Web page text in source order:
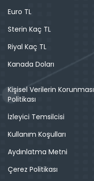
Euro TL
Sterin Kaç TL
Riyal Kaç TL
Kanada Doları
Kişisel Verilerin Korunması
Politikası
İzleyici Temsilcisi
Kullanım Koşulları
Aydınlatma Metni
Çerez Politikası